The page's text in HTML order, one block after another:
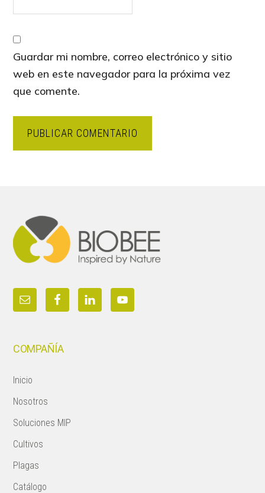
Guardar mi nombre, correo electrónico y sitio
web en este navegador para la próxima vez
que comente.
COMPAÑÍA
Inicio
Nosotros
Soluciones MIP
Cultivos
Plagas
Catálogo